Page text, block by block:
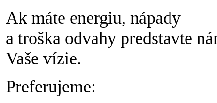
Ak máte energiu, nápady
a troška odvahy predstavte
Vaše vízie.
Preferujeme: